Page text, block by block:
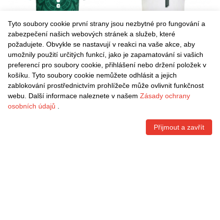
Danxen Pánské Mexiko Juan
Garza #0 Zelená Bílá
Červená Domů Hráčské
Dresy 26-28 Dres
Kč1.541,70
Danxen Pánské Mexiko Noé
Mota #7 Bílá Vínová Zelená
Daleko Hráčské Dresy 26-28
Dres
Kč1.541,70
Tyto soubory cookie první strany jsou nezbytné pro fungování a
zabezpečení našich webových stránek a služeb, které
požadujete. Obvykle se nastavují v reakci na vaše akce, aby
umožnily použití určitých funkcí, jako je zapamatování si vašich
preferencí pro soubory cookie, přihlášení nebo držení položek v
košíku. Tyto soubory cookie nemůžete odhlásit a jejich
zablokování prostřednictvím prohlížeče může ovlivnit funkčnost
webu. Další informace naleznete v našem Zásady ochrany
osobních údajů
Přijmout a zavřít